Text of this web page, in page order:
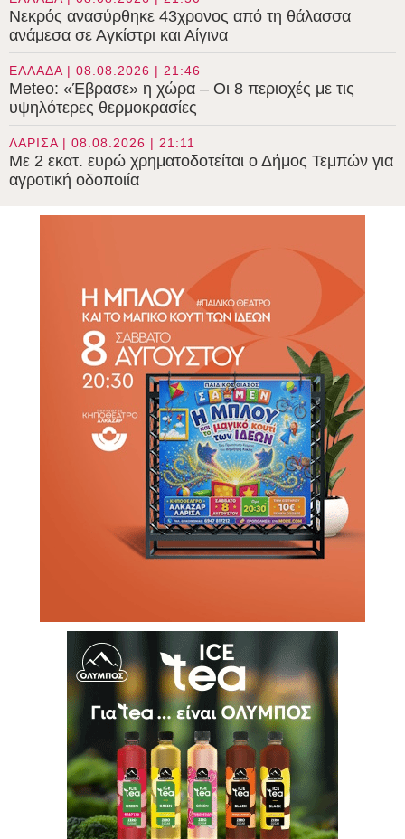
Νεκρός ανασύρθηκε 43χρονος από τη θάλασσα
ανάμεσα σε Αγκίστρι και Αίγινα
ΕΛΛΑΔΑ | 08.08.2026 | 21:46
Meteo: «Έβρασε» η χώρα – Οι 8 περιοχές με τις
υψηλότερες θερμοκρασίες
ΛΑΡΙΣΑ | 08.08.2026 | 21:11
Με 2 εκατ. ευρώ χρηματοδοτείται ο Δήμος Τεμπών για
αγροτική οδοποιία